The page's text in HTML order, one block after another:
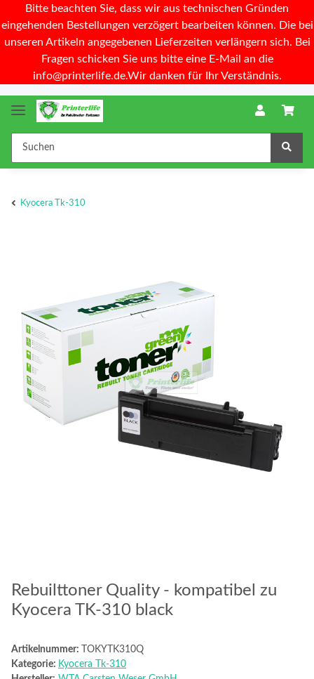
Bitte beachten Sie, dass wir aus technischen Gründen
eingehenden Bestellungen verzögert bearbeiten können. Die bei
unseren Artikeln angegebenen Lieferzeiten verlängern sich. Bei
Fragen schicken Sie uns bitte eine E-Mail an die
info@printerlife.de.Wir danken für Ihr Verständnis.
Kyocera Tk-310
Rebuilttoner Quality - kompatibel zu
Kyocera TK-310 black
Artikelnummer:
TOKYTK310Q
Kategorie: Kyocera Tk-310